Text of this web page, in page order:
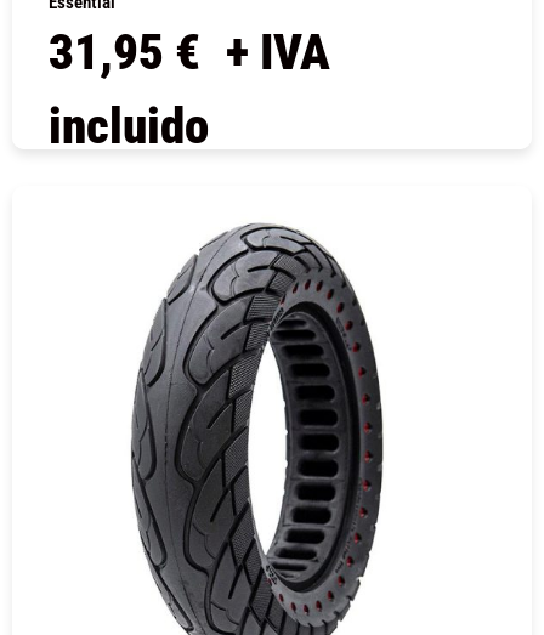
31,95 € + IVA
incluido